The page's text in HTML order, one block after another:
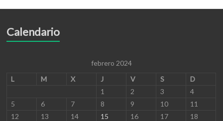
Calendario
febrero 2024
L
M X J V S
D
1
2 3
4
5
6 7 8 9 10
11
12
13 14 15 16 17
18